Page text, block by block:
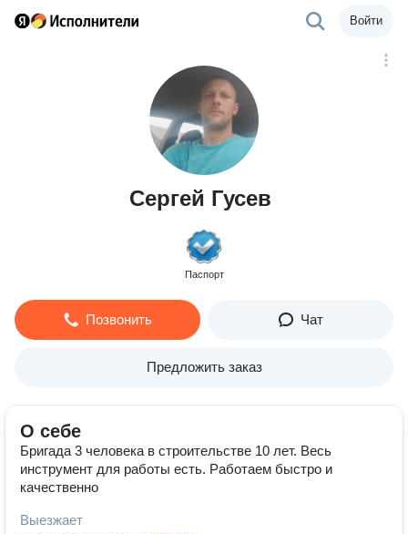
Войти
Сергей Гусев
Паспорт
Позвонить Чат
Предложить заказ
О себе
Бригада 3 человека в строительстве 10 лет. Весь
инструмент для работы есть. Работаем быстро и
качественно
Выезжает